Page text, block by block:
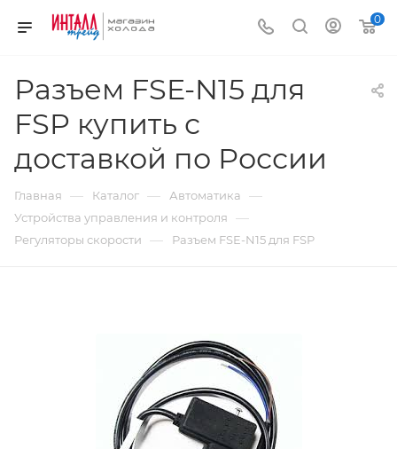
0
Разъем FSE-N15 для
FSP купить с
доставкой по России
Главная — Каталог — Автоматика —
Устройства управления и контроля —
Регуляторы скорости — Разъем FSE-N15 для FSP